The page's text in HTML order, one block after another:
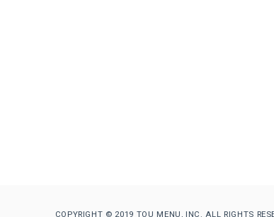
COPYRIGHT © 2019 TOU MENU, INC. ALL RIGHTS